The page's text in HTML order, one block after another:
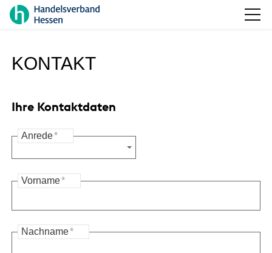
KONTAKT
Ihre Kontaktdaten
Anrede*
Vorname*
Nachname*